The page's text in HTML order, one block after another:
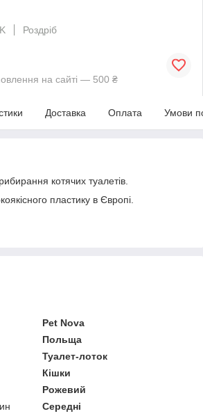
Роздріб
на сайті — 500 ₴
Доставка Оплата Умови
котячих туалетів.
пластику в Європі.
Pet Nova
Польща
Туалет-лоток
Кішки
Рожевий
Середні